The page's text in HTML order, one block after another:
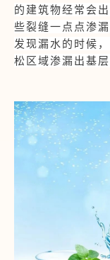
的建筑物经常会
些裂缝一点点渗
发现漏水的时候
松区域渗漏出基层